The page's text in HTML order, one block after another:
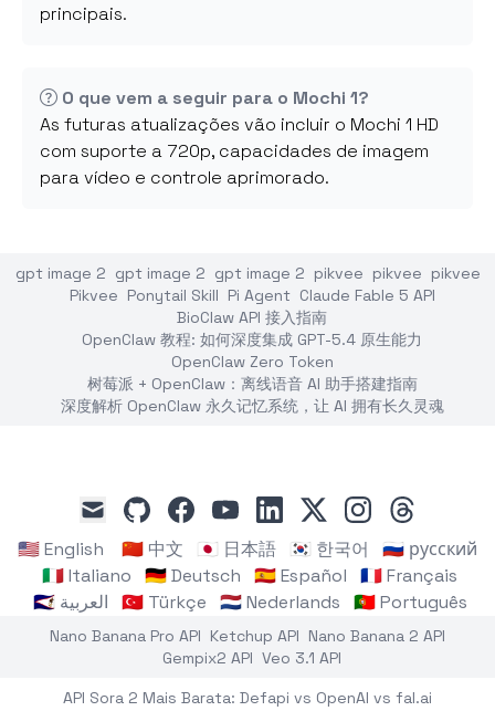
principais.
O que vem a seguir para o Mochi 1?
As futuras atualizações vão incluir o Mochi 1 HD
com suporte a 720p, capacidades de imagem
para vídeo e controle aprimorado.
gpt image 2 gpt image 2 gpt image 2 pikvee pikvee pikvee
Pikvee Ponytail Skill Pi Agent Claude Fable 5 API
BioClaw API 接入指南
OpenClaw 教程: 如何深度集成 GPT-5.4 原生能力
OpenClaw Zero Token
树莓派 + OpenClaw：离线语音 AI 助手搭建指南
深度解析 OpenClaw 永久记忆系统，让 AI 拥有长久灵魂
mail
githubfacebookyoutubelinkedin
x instagramthreads
🇺🇸 English 🇨🇳 中文 🇯🇵 日本語 🇰🇷 한국어
🇷🇺 русский
🇮🇹 Italiano
🇩🇪 Deutsch 🇪🇸 Español
🇫🇷 Français
🇸🇦 العربية
🇹🇷 Türkçe 🇳🇱 Nederlands 🇵🇹 Português
Nano Banana Pro API Ketchup API Nano Banana 2 API
Gempix2 API Veo 3.1 API
API Sora 2 Mais Barata: Defapi vs OpenAI vs fal.ai